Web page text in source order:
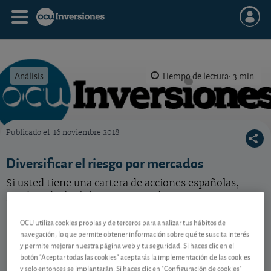
Análisis Tiempo de lectura: 3 min.
Publicado el 16 noviembre 2018
Diversificar el riesgo por mercados
Si usted tiene una cartera de acciones españolas,
puede reducir el riesgo apostando por otros
Contenido reservado a SOCIOS
OCU utiliza cookies propias y de terceros para analizar tus hábitos de
navegación, lo que permite obtener información sobre qué te suscita interés
y permite mejorar nuestra página web y tu seguridad. Si haces clic en el
botón "Aceptar todas las cookies" aceptarás la implementación de las cookies
y solo entonces se implantarán. Si haces clic en "Configuración de cookies"